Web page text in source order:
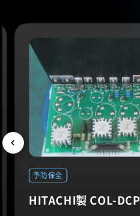
予防保全
HITACHI製 COL-